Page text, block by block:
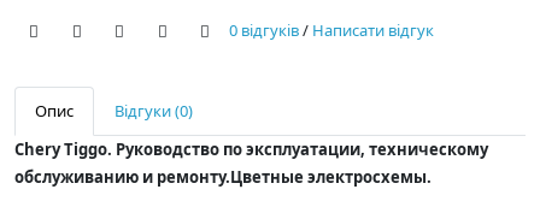
0 відгуків/ Написати відгук
Опис
Відгуки (0)
Chery Tiggo. Руководство по эксплуатации, техническому
обслуживанию и ремонту.Цветные электросхемы.